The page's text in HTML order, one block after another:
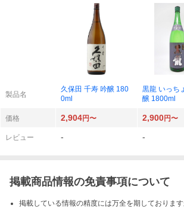
製品名
久保田 千寿 吟醸 180
0ml
黒龍 いっち
醸 1800ml
価格 2,904円〜 2,900円〜
レビュー - -
掲載商品情報の免責事項について
掲載している情報の精度には万全を期しておりま